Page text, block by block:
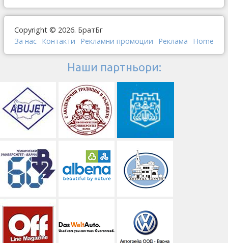
Copyright © 2026. БратБг
За нас Контакти Рекламни промоции Реклама Home
Наши партньори: